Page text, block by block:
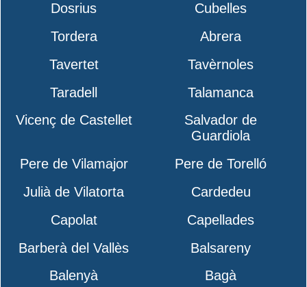
Dosrius
Cubelles
Tordera
Abrera
Tavertet
Tavèrnoles
Taradell
Talamanca
Vicenç de Castellet
Salvador de
Guardiola
Pere de Vilamajor
Pere de Torelló
Julià de Vilatorta
Cardedeu
Capolat
Capellades
Barberà del Vallès
Balsareny
Balenyà
Bagà